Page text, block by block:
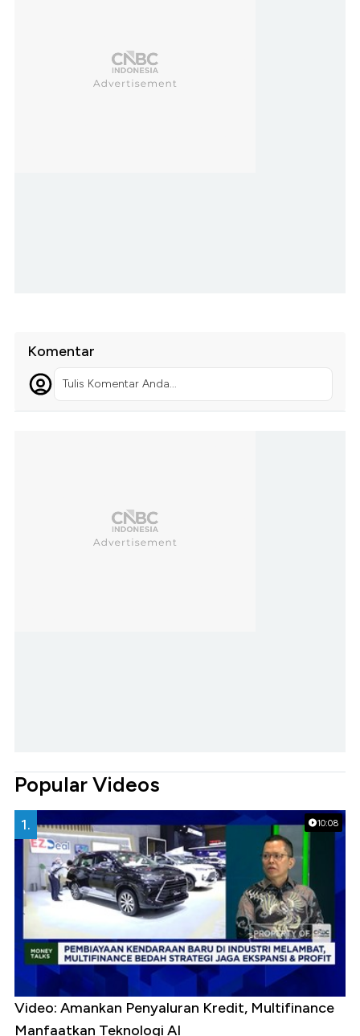
Komentar
Tulis Komentar Anda...
Popular Videos
10:08
1.
Video: Amankan Penyaluran Kredit, Multifinance
Manfaatkan Teknologi AI